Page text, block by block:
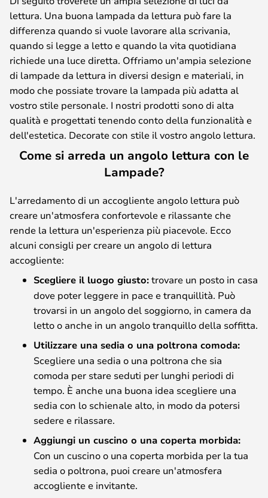
lettura. Una buona lampada da lettura può fare la
differenza quando si vuole lavorare alla scrivania,
quando si legge a letto e quando la vita quotidiana
richiede una luce diretta. Offriamo un'ampia selezione
di lampade da lettura in diversi design e materiali, in
modo che possiate trovare la lampada più adatta al
vostro stile personale. I nostri prodotti sono di alta
qualità e progettati tenendo conto della funzionalità e
dell'estetica. Decorate con stile il vostro angolo lettura.
Come si arreda un angolo lettura con le
Lampade?
L'arredamento di un accogliente angolo lettura può
creare un'atmosfera confortevole e rilassante che
rende la lettura un'esperienza più piacevole. Ecco
alcuni consigli per creare un angolo di lettura
accogliente:
Scegliere il luogo giusto:trovare un posto in casa
dove poter leggere in pace e tranquillità. Può
trovarsi in un angolo del soggiorno, in camera da
letto o anche in un angolo tranquillo della soffitta.
Utilizzare una sedia o una poltrona comoda:
Scegliere una sedia o una poltrona che sia
comoda per stare seduti per lunghi periodi di
tempo. È anche una buona idea scegliere una
sedia con lo schienale alto, in modo da potersi
sedere e rilassare.
Aggiungi un cuscino o una coperta morbida:
Con un cuscino o una coperta morbida per la tua
sedia o poltrona, puoi creare un'atmosfera
accogliente e invitante.